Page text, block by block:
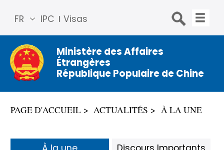
IPC Visas
FR
简体
中文
Engli
sh
Русс
Ministère des Affaires
Étrangères
République Populaire de Chine
PAGE D'ACCUEIL ACTUALITÉS À LA UNE